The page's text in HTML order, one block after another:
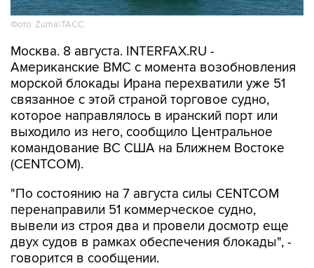
Фото: Zuma\ТАСС
Москва. 8 августа. INTERFAX.RU -
Американские ВМС с момента возобновления
морской блокады Ирана перехватили уже 51
связанное с этой страной торговое судно,
которое направлялось в иранский порт или
выходило из него, сообщило Центральное
командование ВС США на Ближнем Востоке
(CENTCOM).
"По состоянию на 7 августа силы CENTCOM
перенаправили 51 коммерческое судно,
вывели из строя два и провели досмотр еще
двух судов в рамках обеспечения блокады", -
говорится в сообщении.